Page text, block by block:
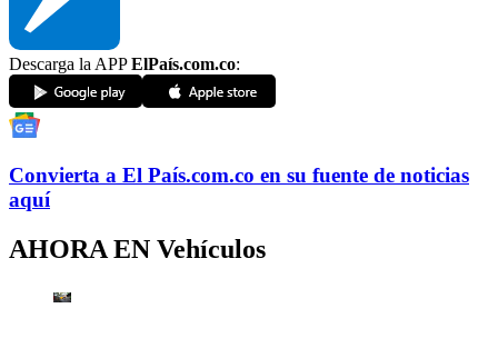
Descarga la APPElPaís.com.co:
Convierta a El País.com.co en su fuente de noticias
aquí
AHORA EN Vehículos